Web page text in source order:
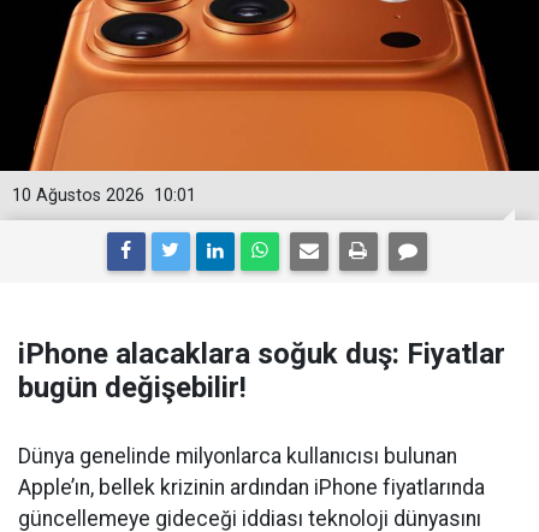
10:01
10 Ağustos 2026
iPhone alacaklara soğuk duş: Fiyatlar
bugün değişebilir!
Dünya genelinde milyonlarca kullanıcısı bulunan
Apple’ın, bellek krizinin ardından iPhone fiyatlarında
güncellemeye gideceği iddiası teknoloji dünyasını